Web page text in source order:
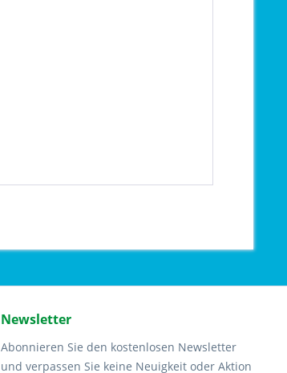
Newsletter
Abonnieren Sie den kostenlosen Newsletter
und verpassen Sie keine Neuigkeit oder Aktion